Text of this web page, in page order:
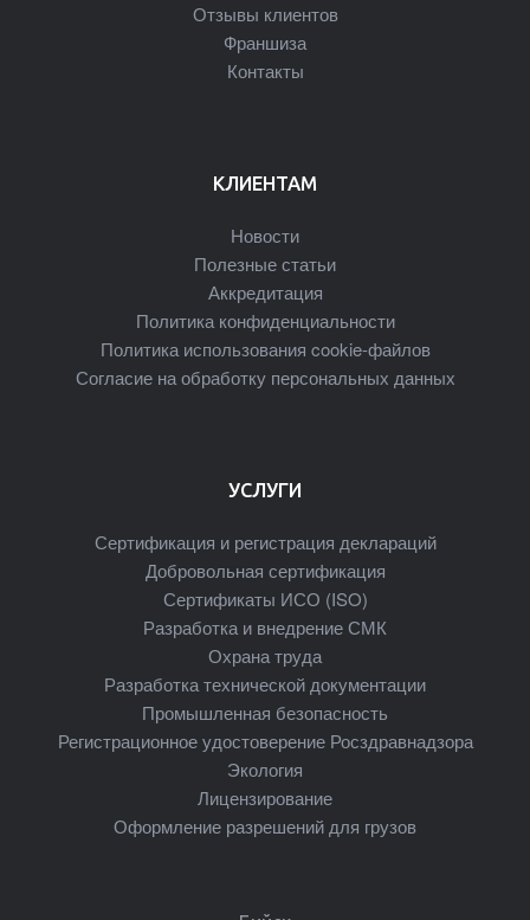
Отзывы клиентов
Франшиза
Контакты
КЛИЕНТАМ
Новости
Полезные статьи
Аккредитация
Политика конфиденциальности
Политика использования cookie-файлов
Согласие на обработку персональных данных
УСЛУГИ
Сертификация и регистрация деклараций
Добровольная сертификация
Сертификаты ИСО (ISO)
Разработка и внедрение СМК
Охрана труда
Разработка технической документации
Промышленная безопасность
Регистрационное удостоверение Росздравнадзора
Экология
Лицензирование
Оформление разрешений для грузов